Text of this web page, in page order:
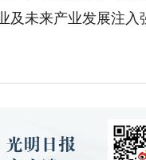
及未来产业发展注入